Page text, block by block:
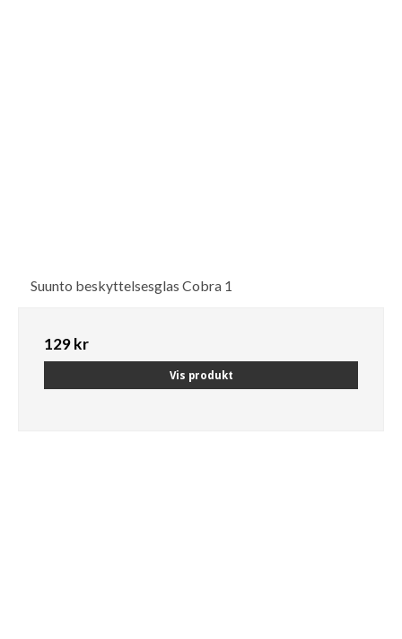
Suunto beskyttelsesglas Cobra 1
129 kr
Vis produkt